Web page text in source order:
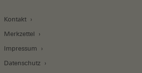
Kontakt
Merkzettel
Impressum
Datenschutz